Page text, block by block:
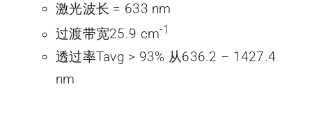
激光波长 = 633 nm
过渡带宽25.9 cm-1
透过率Tavg > 93% 从636.2 – 1427.4
nm